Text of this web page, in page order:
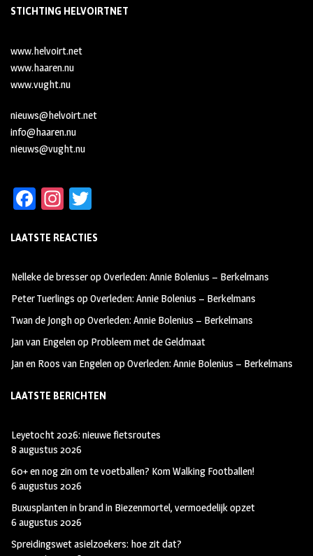
STICHTING HELVOIRTNET
www.helvoirt.net
www.haaren.nu
www.vught.nu
nieuws@helvoirt.net
info@haaren.nu
nieuws@vught.nu
Fa
b
oo
k
In
ag
m
tt
LAATSTE REACTIES
Nelleke de bresseropOverleden: Annie Bolenius – Berkelmans
Peter Tuerlings opOverleden: Annie Bolenius – Berkelmans
Twan de JonghopOverleden: Annie Bolenius – Berkelmans
Jan van Engelenop Probleem met de Geldmaat
Jan en Roos van EngelenopOverleden: Annie Bolenius – Berkelmans
LAATSTE BERICHTEN
Leyetocht 2026: nieuwe fietsroutes
8 augustus 2026
60+ en nog zin om te voetballen? Kom Walking Footballen!
6 augustus 2026
Buxusplanten in brand in Biezenmortel, vermoedelijk opzet
6 augustus 2026
Spreidingswet asielzoekers: hoe zit dat?